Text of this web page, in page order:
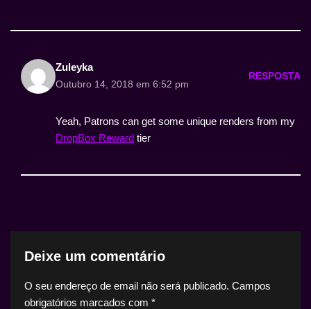
Zuleyka
Outubro 14, 2018 em 6:52 pm
RESPOSTA
Yeah, Patrons can get some unique renders from my
DropBox Reward tier
Deixe um comentário
O seu endereço de email não será publicado. Campos
obrigatórios marcados com *